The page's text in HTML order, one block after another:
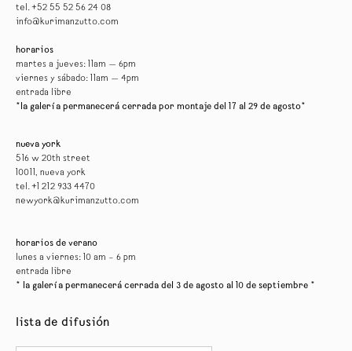
tel. +52 55 52 56 24 08
info@kurimanzutto.com
horarios
martes a jueves: 11am — 6pm
viernes y sábado: 11am — 4pm
entrada libre
*la galería permanecerá cerrada por montaje del 17 al 29 de agosto*
nueva york
516 w 20th street
10011, nueva york
tel. +1 212 933 4470
newyork@kurimanzutto.com
horarios de verano
lunes a viernes: 10 am – 6 pm
entrada libre
* la galería permanecerá cerrada del 3 de agosto al 10 de septiembre *
lista de difusión